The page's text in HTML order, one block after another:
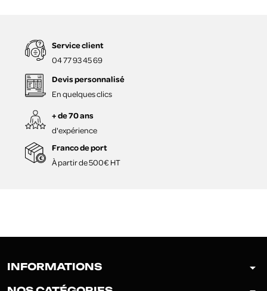
Service client
04 77 93 45 69
Devis personnalisé
En quelques clics
+ de 70 ans
d'expérience
Franco de port
À partir de 500€ HT
INFORMATIONS arrow_drop_down